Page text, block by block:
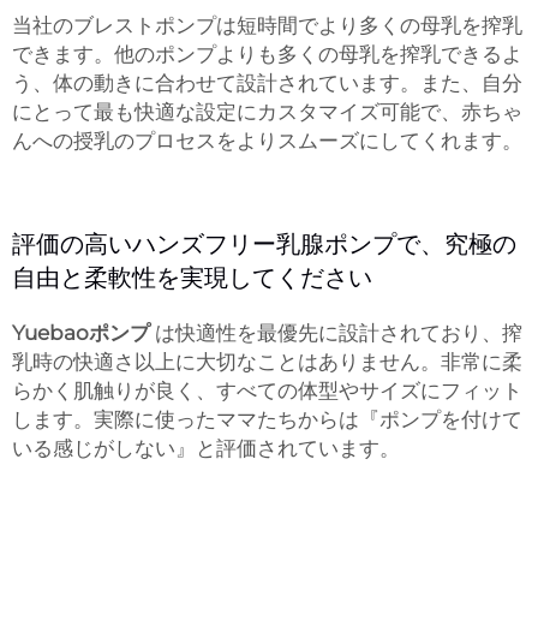
当社のブレストポンプは短時間でより多くの母乳を搾乳
できます。他のポンプよりも多くの母乳を搾乳できるよ
う、体の動きに合わせて設計されています。また、自分
にとって最も快適な設定にカスタマイズ可能で、赤ちゃ
んへの授乳のプロセスをよりスムーズにしてくれます。
評価の高いハンズフリー乳腺ポンプで、究極の
自由と柔軟性を実現してください
Yuebaoポンプ は快適性を最優先に設計されており、搾
乳時の快適さ以上に大切なことはありません。非常に柔
らかく肌触りが良く、すべての体型やサイズにフィット
します。実際に使ったママたちからは『ポンプを付けて
いる感じがしない』と評価されています。